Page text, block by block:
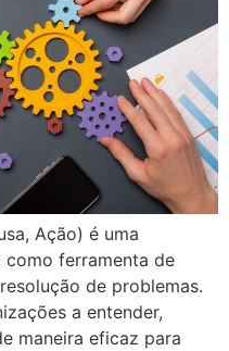
Ação) é uma
como ferramenta de
de problemas.
a entender,
maneira eficaz para